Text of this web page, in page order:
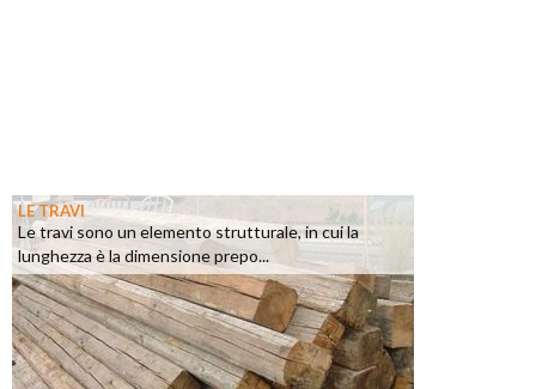
LE TRAVI
Le travi sono un elemento strutturale, in cui la
lunghezza è la dimensione prepo...